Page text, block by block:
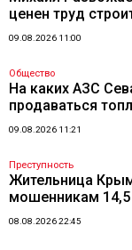
ценен труд
09.08.2026 11:00
Общество
На каких АЗС
продаваться
09.08.2026 11:21
Преступность
Жительница
мошенникам 14,5
08.08.2026 22:45